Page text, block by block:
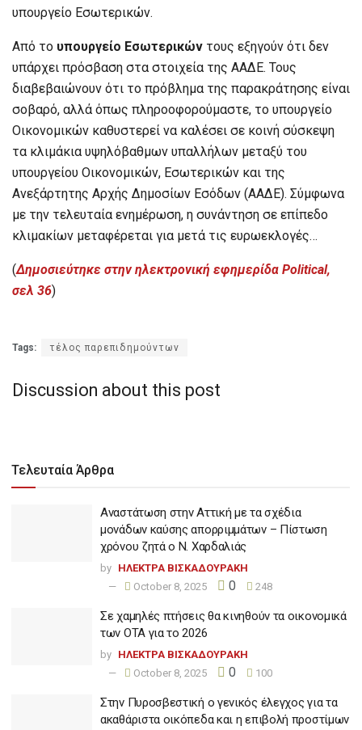
υπουργείο Εσωτερικών.
Από το υπουργείο Εσωτερικών τους εξηγούν ότι δεν
υπάρχει πρόσβαση στα στοιχεία της ΑΑΔΕ. Τους
διαβεβαιώνουν ότι το πρόβλημα της παρακράτησης είναι
σοβαρό, αλλά όπως πληροοφορούμαστε, το υπουργείο
Οικονομικών καθυστερεί να καλέσει σε κοινή σύσκεψη
τα κλιμάκια υψηλόβαθμων υπαλλήλων μεταξύ του
υπουργείου Οικονομικών, Εσωτερικών και της
Ανεξάρτητης Αρχής Δημοσίων Εσόδων (ΑΑΔΕ). Σύμφωνα
με την τελευταία ενημέρωση, η συνάντηση σε επίπεδο
κλιμακίων μεταφέρεται για μετά τις ευρωεκλογές…
(Δημοσιεύτηκε στην ηλεκτρονική εφημερίδα Political,
σελ 36)
Tags: τέλος παρεπιδημούντων
Discussion about this post
Τελευταία Άρθρα
Αναστάτωση στην Αττική με τα σχέδια
μονάδων καύσης απορριμμάτων – Πίστωση
χρόνου ζητά ο Ν. Χαρδαλιάς
by ΗΛΕΚΤΡΑ ΒΙΣΚΑΔΟΥΡΑΚΗ
October 8, 2025
0 248
Σε χαμηλές πτήσεις θα κινηθούν τα οικονομικά
των ΟΤΑ για το 2026
by ΗΛΕΚΤΡΑ ΒΙΣΚΑΔΟΥΡΑΚΗ
October 8, 2025
0 100
Στην Πυροσβεστική ο γενικός έλεγχος για τα
ακαθάριστα οικόπεδα και η επιβολή προστίμων